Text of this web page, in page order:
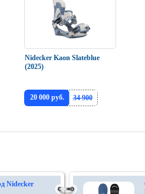
Nidecker Kaon Slateblue
(2025)
20 000 руб. 34 900
Nidecker